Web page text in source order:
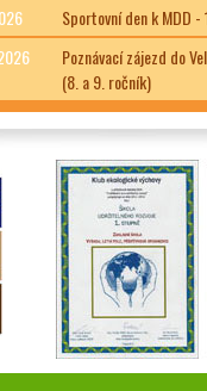
Sportovní den k MDD -
Poznávací zájezd do
(8. a 9. ročník)